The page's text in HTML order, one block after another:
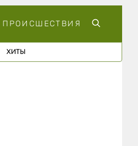
ПРОИСШЕСТВИЯ
ХИТЫ